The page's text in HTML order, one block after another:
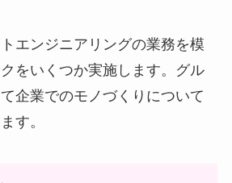
エンジニアリングの業務を模
をいくつか実施します。グル
企業でのモノづくりについて
す。